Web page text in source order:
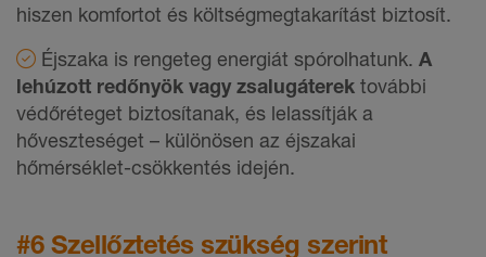
hiszen komfortot és költségmegtakarítást biztosít.
Éjszaka is rengeteg energiát spórolhatunk. A
lehúzott redőnyök vagy zsalugáterek további
védőréteget biztosítanak, és lelassítják a
hőveszteséget – különösen az éjszakai
hőmérséklet-csökkentés idején.
#6 Szellőztetés szükség szerint